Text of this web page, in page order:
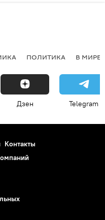
ПОЛИТИКА В МИРЕ
Дзен Telegram
Контакты